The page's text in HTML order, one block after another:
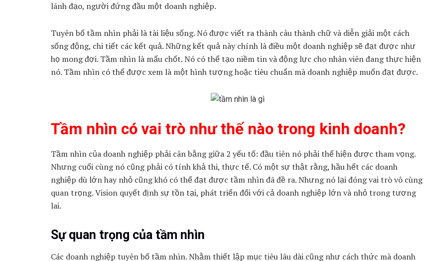
lãnh đạo, người đứng đầu một doanh nghiệp.
Tuyên bố tầm nhìn phải là tài liệu sống. Nó được viết ra thành câu thành chữ và diễn giải một cách
sống động, chi tiết các kết quả. Những kết quả này chính là điều một doanh nghiệp sẽ đạt được như
họ mong đợi. Tầm nhìn là mấu chốt. Nó có thể tạo niềm tin và động lực cho nhân viên đang thực hiện
nó. Tầm nhìn có thể được xem là một hình tượng hoặc tiêu chuẩn mà doanh nghiệp muốn đạt được.
Tầm nhìn có vai trò như thế nào trong kinh doanh?
Tầm nhìn của doanh nghiệp phải cân bằng giữa 2 yếu tố: đầu tiên nó phải thể hiện được tham vọng.
Nhưng cuối cùng nó cũng phải có tính khả thi, thực tế. Có một sự thật rằng, hầu hết các doanh
nghiệp dù lớn hay nhỏ cũng khó có thể đạt được tầm nhìn đã đề ra. Nhưng nó lại đóng vai trò vô cùng
quan trọng. Vision quyết định sự tồn tại, phát triển đối với cả doanh nghiệp lớn và nhỏ trong tương
lai.
Sự quan trọng của tầm nhìn
Các doanh nghiệp tuyên bố tầm nhìn. Nhằm thiết lập mục tiêu lâu dài cũng như cách thức mà doanh